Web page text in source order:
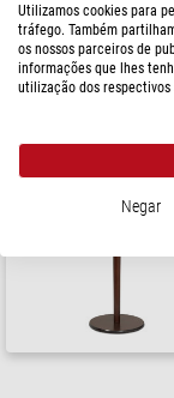
Utilizamos cookies para
tráfego. Também
os nossos parceiros de
informações que lhes
utilização dos respectivos
Negar